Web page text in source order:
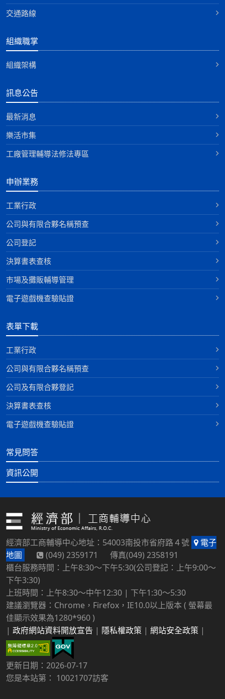
交通路線
組織職掌
組織架構
訊息公告
最新消息
樂活市集
工廠管理輔導法修法專區
申辦業務
工業行政
公司與有限合夥名稱預查
公司登記
決算書表查核
巿場及攤販輔導管理
電子遊戲機查驗貼證
表單下載
工業行政
公司與有限合夥名稱預查
公司及有限合夥登記
決算書表查核
電子遊戲機查驗貼證
常見問答
資訊公開
經濟部工商輔導中心地址：54003南投市省府路４號
電子
地圖
(049) 2359171 傳真(049) 2358191
櫃台服務時間：上午8:30～下午5:30(公司登記：上午9:00～
下午3:30)
上班時間：上午8:30～中午12:30 | 下午1:30～5:30
建議瀏覽器：Chrome，Firefox，IE10.0以上版本 ( 螢幕最
佳顯示效果為1280*960 )
| 政府網站資料開放宣告 | 隱私權政策 | 網站安全政策 |
更新日期：2026-07-17
您是本站第： 10021707訪客